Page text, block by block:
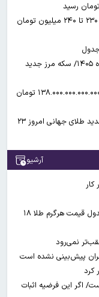
میانگین قیمت مسکن در تهران به به محدوده ۲۳۰ تا ۲۴۰ میلیون تومان
قیمت زمان بازگشایی طلا و سکه امروز ۲۳ تیرماه ۱۴۰۵/ سکه مرز جدید
وزارت نفت، نهاد ریاست جمهوری را به پرداخت ۱۳۸.۰۰۰.۰۰۰.۰۰۰.۰۰۰ تومان
طلا در پایین‌ترین سطح قیمتی ایستاد/ قیمت جدید طلای جهانی امروز ۲۳
آرشیو
آخرین قیمت طلا و سکه ۱۹ مردادماه ۱۴۰۵+جدول قیمت هرگرم طلا ۱۸
نمی‌رود
پیش‌بینی نشده است
اگر این فرضیه اثبات